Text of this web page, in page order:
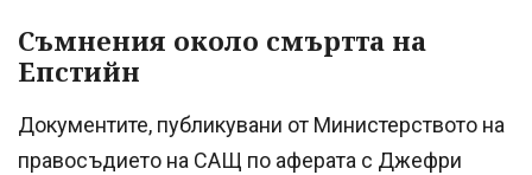
Съмнения около смъртта на
Епстийн
Документите, публикувани от Министерството на
правосъдието на САЩ по аферата с Джефри